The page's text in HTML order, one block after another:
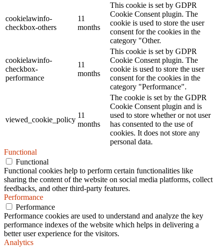
cookielawinfo-
checkbox-others
11
months
This cookie is set by GDPR
Cookie Consent plugin. The
cookie is used to store the user
consent for the cookies in the
category "Other.
cookielawinfo-
checkbox-
performance
11
months
This cookie is set by GDPR
Cookie Consent plugin. The
cookie is used to store the user
consent for the cookies in the
category "Performance".
viewed_cookie_policy
11
months
The cookie is set by the GDPR
Cookie Consent plugin and is
used to store whether or not user
has consented to the use of
cookies. It does not store any
personal data.
Functional
Functional
Functional cookies help to perform certain functionalities like
sharing the content of the website on social media platforms, collect
feedbacks, and other third-party features.
Performance
Performance
Performance cookies are used to understand and analyze the key
performance indexes of the website which helps in delivering a
better user experience for the visitors.
Analytics